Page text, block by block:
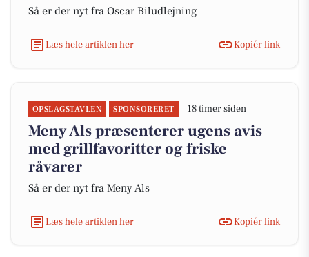
Så er der nyt fra Oscar Biludlejning
Læs hele artiklen her Kopiér link
OPSLAGSTAVLEN SPONSORERET 18 timer siden
Meny Als præsenterer ugens avis
med grillfavoritter og friske
råvarer
Så er der nyt fra Meny Als
Læs hele artiklen her Kopiér link